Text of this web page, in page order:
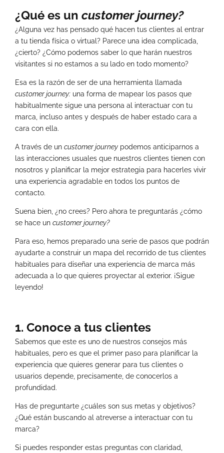
¿Qué es un customer journey?
¿Alguna vez has pensado qué hacen tus clientes al entrar
a tu tienda física o virtual? Parece una idea complicada,
¿cierto? ¿Cómo podemos saber lo que harán nuestros
visitantes si no estamos a su lado en todo momento?
Esa es la razón de ser de una herramienta llamada
customer journey:una forma de mapear los pasos que
habitualmente sigue una persona al interactuar con tu
marca, incluso antes y después de haber estado cara a
cara con ella.
A través de un customer journeypodemos anticiparnos a
las interacciones usuales que nuestros clientes tienen con
nosotros y planificar la mejor estrategia para hacerles vivir
una experiencia agradable en todos los puntos de
contacto.
Suena bien, ¿no crees? Pero ahora te preguntarás ¿cómo
se hace un customer journey?
Para eso, hemos preparado una serie de pasos que podrán
ayudarte a construir un mapa del recorrido de tus clientes
habituales para diseñar una experiencia de marca más
adecuada a lo que quieres proyectar al exterior. ¡Sigue
leyendo!
1. Conoce a tus clientes
Sabemos que este es uno de nuestros consejos más
habituales, pero es que el primer paso para planificar la
experiencia que quieres generar para tus clientes o
usuarios depende, precisamente, de conocerlos a
profundidad.
Has de preguntarte ¿cuáles son sus metas y objetivos?
¿Qué están buscando al atreverse a interactuar con tu
marca?
Si puedes responder estas preguntas con claridad,